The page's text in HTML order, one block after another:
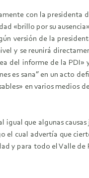
con la presidenta
«brillo por su
versión de la
y se reunirá
del informe de la PDI»
es sana” en un acto
en varios medios
que algunas causas
el cual advertía que
y para todo el Valle